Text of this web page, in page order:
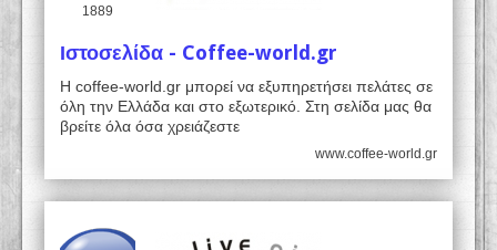
1889
Ιστοσελίδα - Coffee-world.gr
Η coffee-world.gr μπορεί να εξυπηρετήσει πελάτες σε
όλη την Ελλάδα και στο εξωτερικό. Στη σελίδα μας θα
βρείτε όλα όσα χρειάζεστε
www.coffee-world.gr